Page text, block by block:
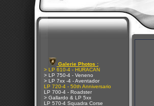
Galerie Photos :
> LP 610-4 - HURACAN
> LP 750-4 - Veneno
> LP 7xx -4 - Aventador
LP 720-4 - 50th Anniversario
LP 700-4 - Roadster
> Gallardo & LP 5xx
LP 570-4 Squadra Corse